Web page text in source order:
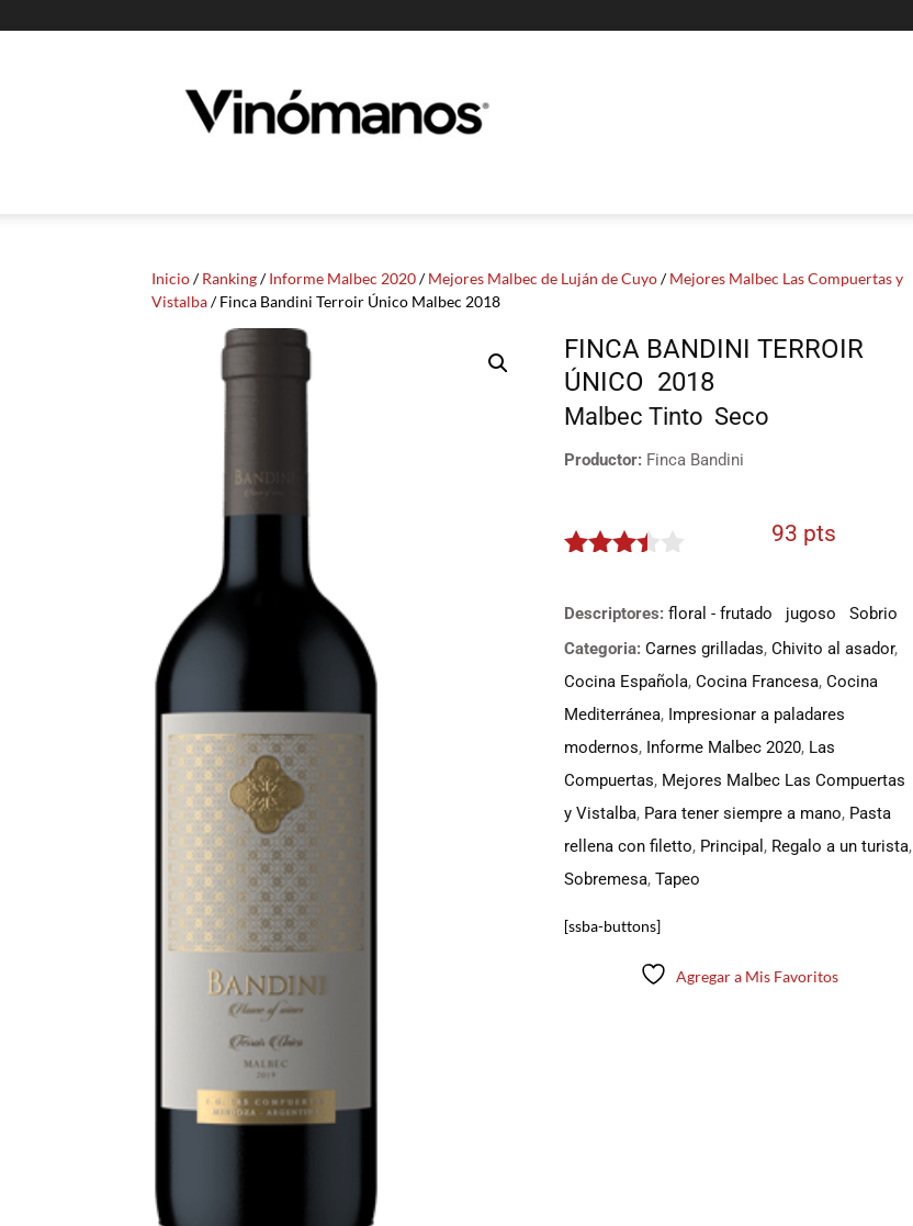
Vinomanos
Inicio/Ranking/Informe Malbec 2020/Mejores Malbec de Luján de Cuyo/Mejores Malbec Las Compuertas y
Vistalba/ Finca Bandini Terroir Único Malbec 2018
FINCA BANDINI TERROIR
ÚNICO 2018
Malbec Tinto Seco
Productor: Finca Bandini
93 pts
Descriptores: floral - frutado jugoso
Sobrio
Categoria: Carnes grilladas, Chivito al asador,
Cocina Española, Cocina Francesa, Cocina
Mediterránea, Impresionar a paladares
modernos, Informe Malbec 2020, Las
Compuertas, Mejores Malbec Las Compuertas
y Vistalba, Para tener siempre a mano, Pasta
rellena con filetto, Principal , Regalo a un turista,
Sobremesa, Tapeo
[ssba-buttons]
Agregar a Mis Favoritos